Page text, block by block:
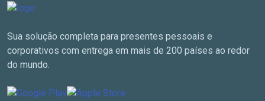
Sua solução completa para presentes pessoais e
corporativos com entrega em mais de 200 países ao redor
do mundo.